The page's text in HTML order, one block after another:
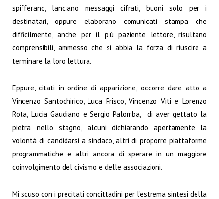
spifferano, lanciano messaggi cifrati, buoni solo per i
destinatari, oppure elaborano comunicati stampa che
difficilmente, anche per il più paziente lettore, risultano
comprensibili, ammesso che si abbia la forza di riuscire a
terminare la loro lettura.
Eppure, citati in ordine di apparizione, occorre dare atto a
Vincenzo Santochirico, Luca Prisco, Vincenzo Viti e Lorenzo
Rota, Lucia Gaudiano e Sergio Palomba, di aver gettato la
pietra nello stagno, alcuni dichiarando apertamente la
volontà di candidarsi a sindaco, altri di proporre piattaforme
programmatiche e altri ancora di sperare in un maggiore
coinvolgimento del civismo e delle associazioni.
Mi scuso con i precitati concittadini per l’estrema sintesi della